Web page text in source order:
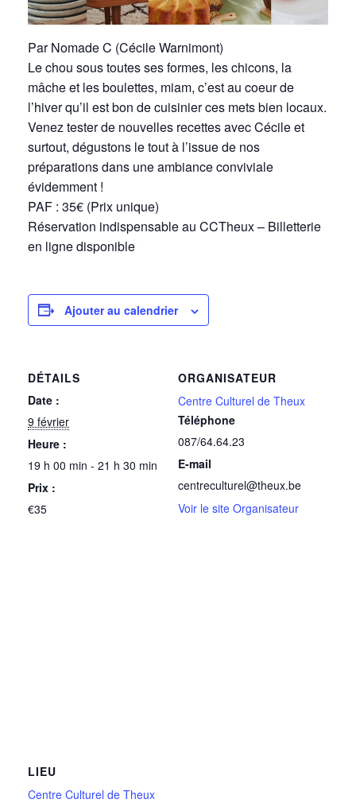
Par Nomade C (Cécile Warnimont)
Le chou sous toutes ses formes, les chicons, la
mâche et les boulettes, miam, c’est au coeur de
l’hiver qu’il est bon de cuisinier ces mets bien locaux.
Venez tester de nouvelles recettes avec Cécile et
surtout, dégustons le tout à l’issue de nos
préparations dans une ambiance conviviale
évidemment !
PAF : 35€ (Prix unique)
Réservation indispensable au CCTheux – Billetterie
en ligne disponible
Ajouter au calendrier
DÉTAILS
Date :
9 février
Heure :
19 h 00 min - 21 h 30 min
Prix :
€35
ORGANISATEUR
Centre Culturel de Theux
Téléphone
087/64.64.23
E-mail
centreculturel@theux.be
Voir le site Organisateur
LIEU
Centre Culturel de Theux